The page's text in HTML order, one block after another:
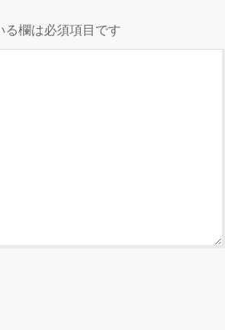
る欄は必須項目です